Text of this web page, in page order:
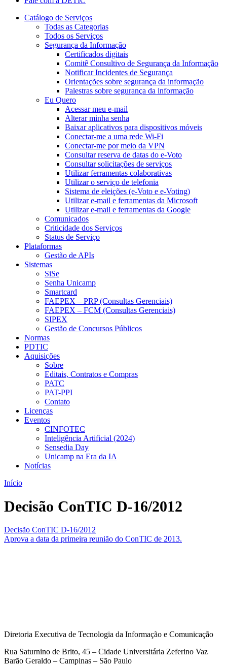
Catálogo de Serviços
Todas as Categorias
Todos os Serviços
Segurança da Informação
Certificados digitais
Comitê Consultivo de Segurança da Informação
Notificar Incidentes de Segurança
Orientações sobre segurança da informação
Palestras sobre segurança da informação
Eu Quero
Acessar meu e-mail
Alterar minha senha
Baixar aplicativos para dispositivos móveis
Conectar-me a uma rede Wi-Fi
Conectar-me por meio da VPN
Consultar reserva de datas do e-Voto
Consultar solicitações de serviços
Utilizar ferramentas colaborativas
Utilizar o serviço de telefonia
Sistema de eleições (e-Voto e e-Voting)
Utilizar e-mail e ferramentas da Microsoft
Utilizar e-mail e ferramentas da Google
Comunicados
Criticidade dos Serviços
Status de Serviço
Plataformas
Gestão de APIs
Sistemas
SiSe
Senha Unicamp
Smartcard
FAEPEX – PRP (Consultas Gerenciais)
FAEPEX – FCM (Consultas Gerenciais)
SIPEX
Gestão de Concursos Públicos
Normas
PDTIC
Aquisições
Sobre
Editais, Contratos e Compras
PATC
PAT-PPI
Contato
Licenças
Eventos
CINFOTEC
Inteligência Artificial (2024)
Sensedia Day
Unicamp na Era da IA
Notícias
Início
Decisão ConTIC D-16/2012
Decisão ConTIC D-16/2012
Aprova a data da primeira reunião do ConTIC de 2013.
Diretoria Executiva de Tecnologia da Informação e Comunicação
Rua Saturnino de Brito, 45 – Cidade Universitária Zeferino Vaz
Barão Geraldo – Campinas – São Paulo